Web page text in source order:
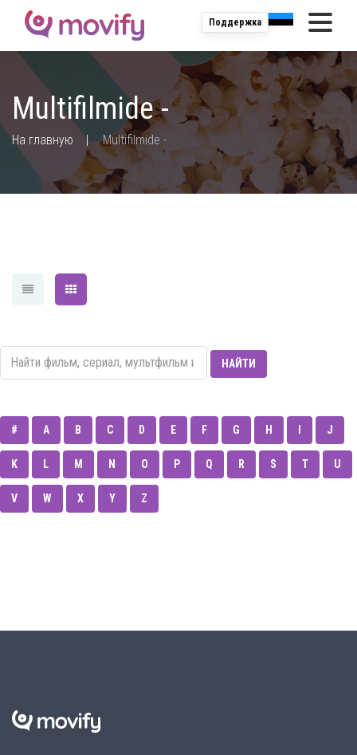
Поддержка
Multifilmide -
На главную Multifilmide -
НАЙТИ
# A B C D E F G H J
K L M N O P Q R S T U
V W X Y Z